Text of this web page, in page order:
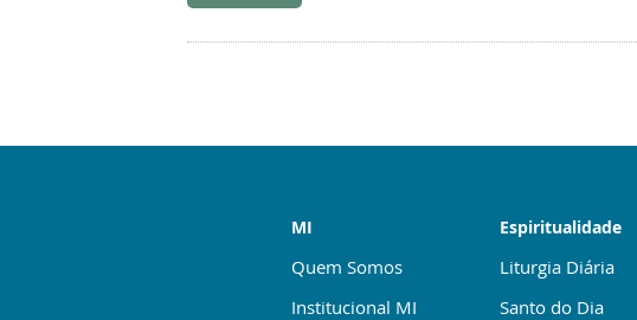
MI
Quem Somos
Institucional MI
Espiritualidade
Liturgia Diária
Santo do Dia